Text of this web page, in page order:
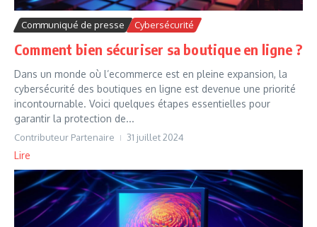
Communiqué de presse Cybersécurité
Comment bien sécuriser sa boutique en ligne ?
Dans un monde où l’ecommerce est en pleine expansion, la
cybersécurité des boutiques en ligne est devenue une priorité
incontournable. Voici quelques étapes essentielles pour
garantir la protection de...
Contributeur Partenaire 31 juillet 2024
Lire